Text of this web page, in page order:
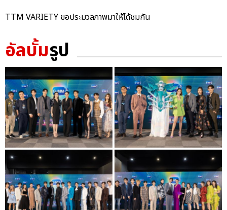
TTM VARIETY ขอประมวลภาพมาให้ได้ชมกัน
อัลบั้มรูป